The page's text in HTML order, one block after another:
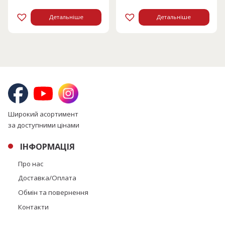
Детальніше Детальніше
Широкий асортимент
за доступними цінами
ІНФОРМАЦІЯ
Про нас
Доставка/Оплата
Обмін та повернення
Контакти